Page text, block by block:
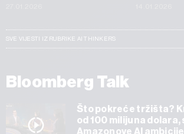
SVE VIJESTI IZ RUBRIKE AI THINKERS
Bloomberg Talk
Što pokreće tržišta?
od 100 milijuna dolara,
Amazonove AI ambicije